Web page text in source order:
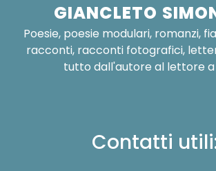
GIANCLETO
Poesie, poesie modulari, romanzi,
racconti, racconti fotografici,
tutto dall'autore al lettore a
Contatti